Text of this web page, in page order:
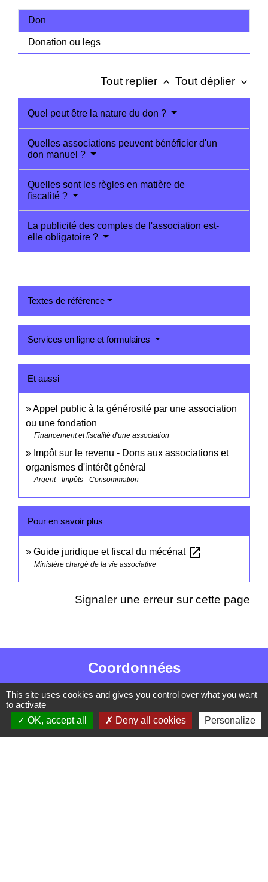
Don
Donation ou legs
Tout replier keyboard_arrow_up Tout déplier keyboard_arrow_down
Quel peut être la nature du don ?
Quelles associations peuvent bénéficier d'un
don manuel ?
Quelles sont les règles en matière de
fiscalité ?
La publicité des comptes de l'association est-
elle obligatoire ?
Textes de référence
Services en ligne et formulaires
Et aussi
Appel public à la générosité par une association
ou une fondation
Financement et fiscalité d'une association
Impôt sur le revenu - Dons aux associations et
organismes d'intérêt général
Argent - Impôts - Consommation
Pour en savoir plus
Guide juridique et fiscal du mécénat open_in_new
Ministère chargé de la vie associative
Signaler une erreur sur cette page
Coordonnées
Commune de Barzan
17120 Barzan - FRANCE
+33 5 46 90 42 80
This site uses cookies and gives you control over what you want
to activate
OK, accept all
Deny all cookies Personalize